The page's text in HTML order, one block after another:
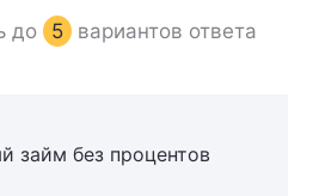
до 5 вариантов ответа
займ без процентов